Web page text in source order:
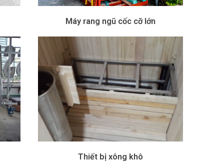
Máy rang ngũ cốc cỡ lớn
Thiết bị xông khô